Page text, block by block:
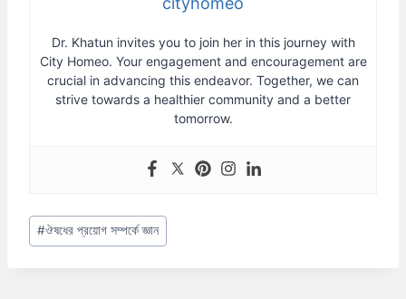
Dr. Khatun invites you to join her in this journey with
City Homeo. Your engagement and encouragement are
crucial in advancing this endeavor. Together, we can
strive towards a healthier community and a better
tomorrow.
Post
Tags:
#ঔষধের প্রয়োগ সম্পর্কে জ্ঞান